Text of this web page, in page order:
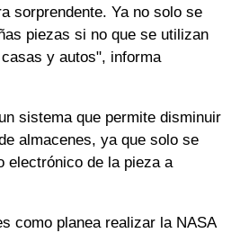
sorprendente. Ya no solo se
piezas si no que se utilizan
y autos", informa
sistema que permite disminuir
almacenes, ya que solo se
electrónico de la pieza a
como planea realizar la NASA